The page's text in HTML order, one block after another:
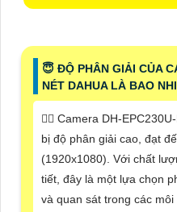
😇 ĐỘ PHÂN GIẢI CỦA
NÉT DAHUA LÀ BAO
🙆‍♀️ Camera DH-
bị độ phân giải cao, đạt
(1920x1080). Với chất
tiết, đây là một lựa chọn
và quan sát trong các